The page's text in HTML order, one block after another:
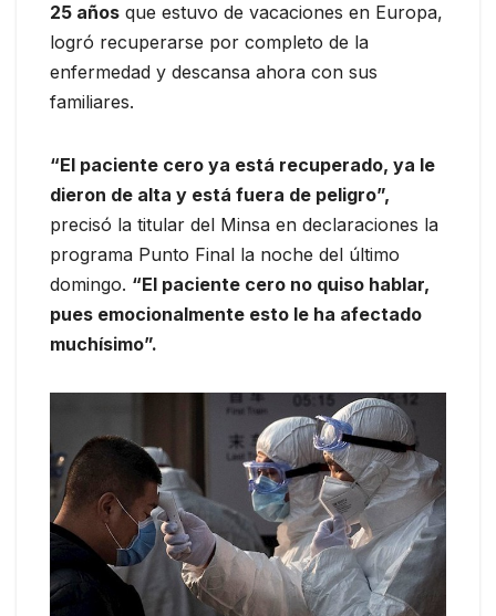
25 años que estuvo de vacaciones en Europa,
logró recuperarse por completo de la
enfermedad y descansa ahora con sus
familiares.
“El paciente cero ya está recuperado, ya le
dieron de alta y está fuera de peligro”,
precisó la titular del Minsa en declaraciones la
programa Punto Final la noche del último
domingo. “El paciente cero no quiso hablar,
pues emocionalmente esto le ha afectado
muchísimo”.